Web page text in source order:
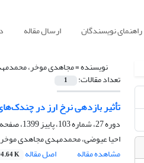
راهنمای نویسندگان ارسال مقاله
نویسنده =مجاهدی موخر،
تعداد مقالات: 1
تأثیر بازدهی نرخ ارز در
دوره 27، شماره 103، پاییز 1399، صفحه
احیا عیوضی، محمدمهدی مجاهدی
مشاهده مقاله
اصل مقاله K